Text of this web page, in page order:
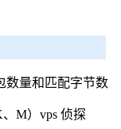
数量和匹配字节数
M）vps 侦探